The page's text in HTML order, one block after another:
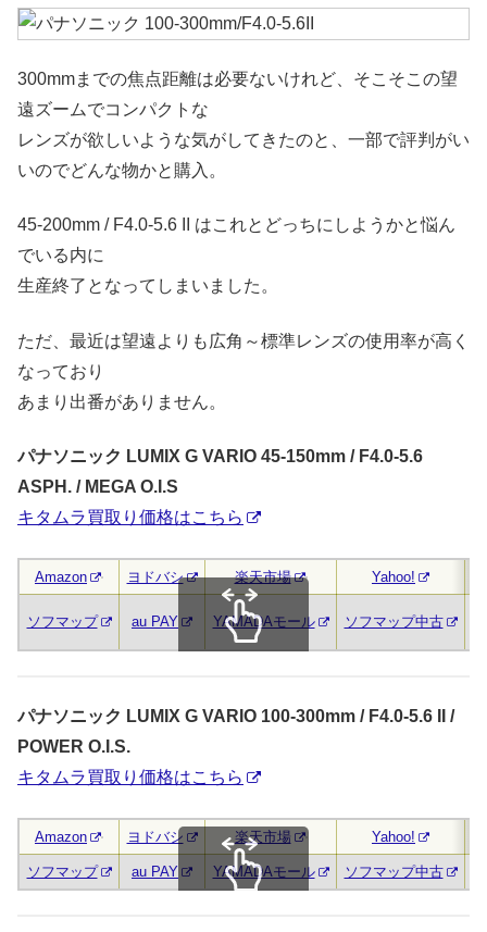
300mmまでの焦点距離は必要ないけれど、そこそこの望
遠ズームでコンパクトな
レンズが欲しいような気がしてきたのと、一部で評判がい
いのでどんな物かと購入。
45-200mm / F4.0-5.6 II はこれとどっちにしようかと悩ん
でいる内に
生産終了となってしまいました。
ただ、最近は望遠よりも広角～標準レンズの使用率が高く
なっており
あまり出番がありません。
パナソニック LUMIX G VARIO 45-150mm / F4.0-5.6
ASPH. / MEGA O.I.S
キタムラ買取り価格はこちら
Amazon ヨドバシ 楽天市場 Yahoo!
ソフマップ au PAY YAMADAモール ソフマップ中古
パナソニック LUMIX G VARIO 100-300mm / F4.0-5.6 II /
POWER O.I.S.
キタムラ買取り価格はこちら
Amazon ヨドバシ 楽天市場 Yahoo!
ソフマップ au PAY YAMADAモール ソフマップ中古